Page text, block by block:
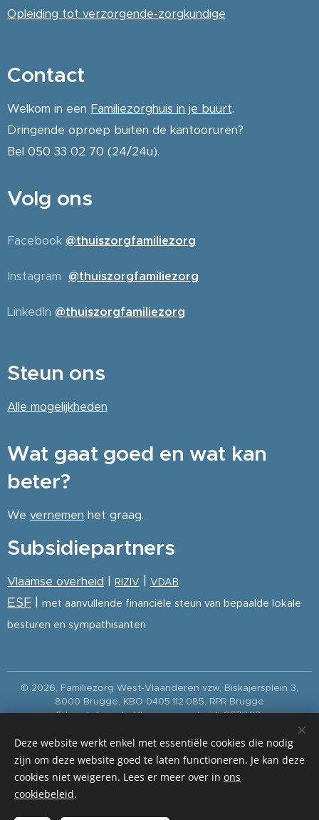
Opleiding tot verzorgende-zorgkundige
Contact
Welkom in een Familiezorghuis in je buurt.
Dringende oproep buiten de kantooruren?
Bel 050 33 02 70 (24/24u).
Volg ons
Facebook @thuiszorgfamiliezorg
Instagram @thuiszorgfamiliezorg
LinkedIn @thuiszorgfamiliezorg
Steun ons
Alle mogelijkheden
Wat gaat goed en wat kan
beter?
We vernemen het graag.
Subsidiepartners
Vlaamse overheid RIZIV VDAB
ESF
met aanvullende financiële steun van bepaalde lokale
besturen en sympathisanten
© 2026, Familiezorg West-Vlaanderen vzw, Biskajersplein 3,
8000 Brugge, KBO 0405.112.085, RPR Brugge
Erkend door de Vlaamse overheid: GEZ003,
Paramedica is de erkende dienst voor thuisverpleging van
Familiezorg West-Vlaanderen vzw (Vlaams erkenningsnummer
002 / RIZIV-groepsnummer 94020813001).
privacybeleid|meldpunt inbreuken op Unie- of nationaal recht
Deze website werkt enkel met essentiële cookies die nodig
zijn om deze website goed te laten functioneren. Je kan deze
cookies niet weigeren. Lees er meer over in ons
cookiebeleid.